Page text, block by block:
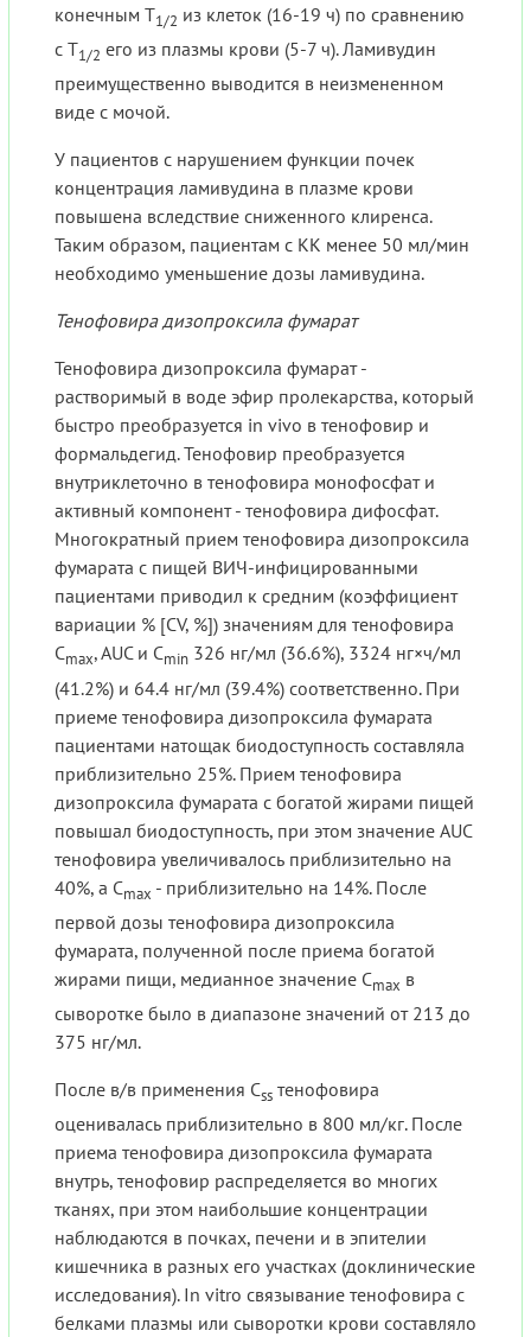
конечным Т1/2 из клеток (16-19 ч) по сравнению
с Т1/2 его из плазмы крови (5-7 ч). Ламивудин
преимущественно выводится в неизмененном
виде с мочой.
У пациентов с нарушением функции почек
концентрация ламивудина в плазме крови
повышена вследствие сниженного клиренса.
Таким образом, пациентам с КК менее 50 мл/мин
необходимо уменьшение дозы ламивудина.
Тенофовира дизопроксила фумарат
Тенофовира дизопроксила фумарат -
растворимый в воде эфир пролекарства, который
быстро преобразуется in vivo в тенофовир и
формальдегид. Тенофовир преобразуется
внутриклеточно в тенофовира монофосфат и
активный компонент - тенофовира дифосфат.
Многократный прием тенофовира дизопроксила
фумарата с пищей ВИЧ-инфицированными
пациентами приводил к средним (коэффициент
вариации % [CV, %]) значениям для тенофовира
Cmax, AUC и Cmin 326 нг/мл (36.6%), 3324 нг×ч/мл
(41.2%) и 64.4 нг/мл (39.4%) соответственно. При
приеме тенофовира дизопроксила фумарата
пациентами натощак биодоступность составляла
приблизительно 25%. Прием тенофовира
дизопроксила фумарата с богатой жирами пищей
повышал биодоступность, при этом значение AUC
тенофовира увеличивалось приблизительно на
40%, а Cmax - приблизительно на 14%. После
первой дозы тенофовира дизопроксила
фумарата, полученной после приема богатой
жирами пищи, медианное значение Cmax в
сыворотке было в диапазоне значений от 213 до
375 нг/мл.
После в/в применения Css тенофовира
оценивалась приблизительно в 800 мл/кг. После
приема тенофовира дизопроксила фумарата
внутрь, тенофовир распределяется во многих
тканях, при этом наибольшие концентрации
наблюдаются в почках, печени и в эпителии
кишечника в разных его участках (доклинические
исследования). In vitro связывание тенофовира с
белками плазмы или сыворотки крови составляло